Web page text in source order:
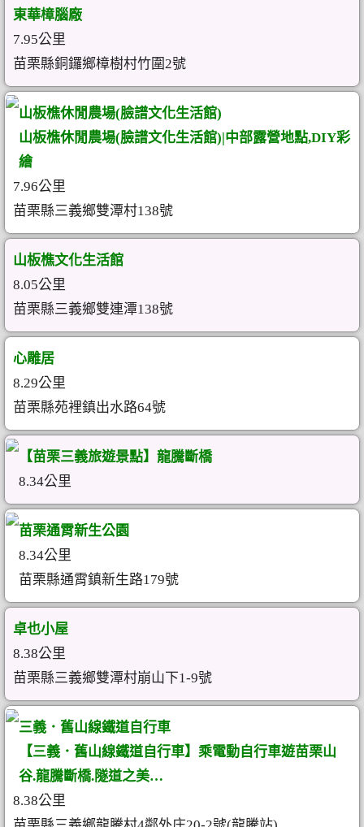
東華樟腦廠
7.95公里
苗栗縣銅鑼鄉樟樹村竹圍2號
山板樵休閒農場(臉譜文化生活館)
山板樵休閒農場(臉譜文化生活館)|中部露營地點,DIY彩
繪
7.96公里
苗栗縣三義鄉雙潭村138號
山板樵文化生活館
8.05公里
苗栗縣三義鄉雙連潭138號
心雕居
8.29公里
苗栗縣苑裡鎮出水路64號
【苗栗三義旅遊景點】龍騰斷橋
8.34公里
苗栗通霄新生公園
8.34公里
苗栗縣通霄鎮新生路179號
卓也小屋
8.38公里
苗栗縣三義鄉雙潭村崩山下1-9號
三義．舊山線鐵道自行車
【三義．舊山線鐵道自行車】乘電動自行車遊苗栗山
谷.龍騰斷橋.隧道之美…
8.38公里